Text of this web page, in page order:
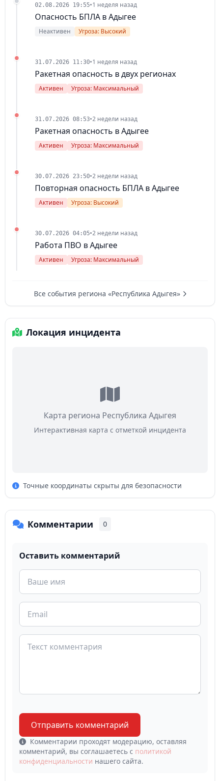
02.08.2026 19:55•1 неделя назад
Опасность БПЛА в Адыгее
Неактивен Угроза: Высокий
31.07.2026 11:30•1 неделя назад
Ракетная опасность в двух регионах
Активен Угроза: Максимальный
31.07.2026 08:53•2 недели назад
Ракетная опасность в Адыгее
Активен Угроза: Максимальный
30.07.2026 23:50•2 недели назад
Повторная опасность БПЛА в Адыгее
Активен Угроза: Высокий
30.07.2026 04:05•2 недели назад
Работа ПВО в Адыгее
Активен Угроза: Максимальный
Все события региона «Республика Адыгея»
Локация инцидента
Карта региона Республика Адыгея
Интерактивная карта с отметкой инцидента
Точные координаты скрыты для безопасности
Комментарии 0
Оставить комментарий
Отправить комментарий
Комментарии проходят модерацию, оставляя
комментарий, вы соглашаетесь с политикой
конфиденциальности нашего сайта.